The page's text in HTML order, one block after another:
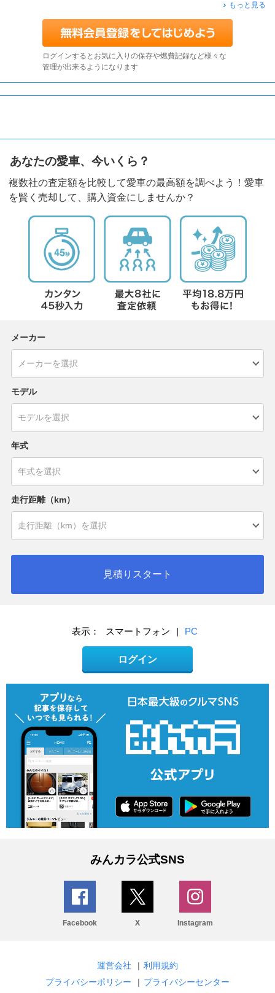
もっと見る
ログインするとお気に入りの保存や燃費記録など様々な
管理が出来るようになります
あなたの愛車、今いくら？
複数社の査定額を比較して愛車の最高額を調べよう！愛車
を賢く売却して、購入資金にしませんか？
メーカー
モデル
年式
走行距離（km）
見積りスタート
表示： スマートフォン | PC
ログイン
みんカラ公式SNS
Facebook X Instagram
運営会社 | 利用規約
プライバシーポリシー
| プライバシーセンター